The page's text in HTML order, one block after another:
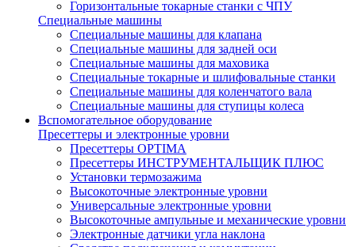
Горизонтальные токарные станки с ЧПУ
Специальные машины
Специальные машины для клапана
Специальные машины для задней оси
Специальные машины для маховика
Специальные токарные и шлифовальные станки
Специальные машины для коленчатого вала
Специальные машины для ступицы колеса
Вспомогательное оборудование
Пресеттеры и электронные уровни
Пресеттеры OPTIMA
Пресеттеры ИНСТРУМЕНТАЛЬЩИК ПЛЮС
Установки термозажима
Высокоточные электронные уровни
Универсальные электронные уровни
Высокоточные ампульные и механические уровни
Электронные датчики угла наклона